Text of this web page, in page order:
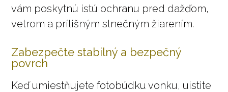
vám poskytnú istú ochranu pred dažďom,
vetrom a prílišným slnečným žiarením.
Zabezpečte stabilný a bezpečný
povrch
Keď umiestňujete fotobúdku vonku, uistite